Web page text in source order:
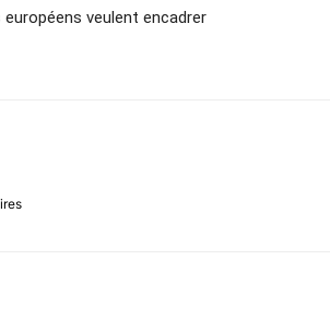
veulent encadrer